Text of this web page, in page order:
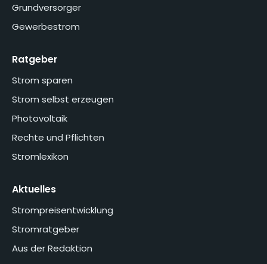
Grundversorger
Gewerbestrom
Ratgeber
Strom sparen
Strom selbst erzeugen
Photovoltaik
Rechte und Pflichten
Stromlexikon
Aktuelles
Strompreisentwicklung
Stromratgeber
Aus der Redaktion